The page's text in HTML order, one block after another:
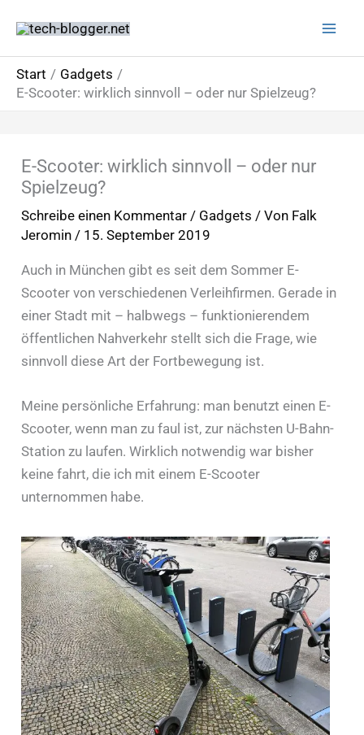
Inhalt
springen
Start
Gadgets
E-Scooter: wirklich sinnvoll – oder nur Spielzeug?
E-Scooter: wirklich sinnvoll – oder nur
Spielzeug?
Schreibe einen Kommentar / Gadgets / Von Falk
Jeromin / 15. September 2019
Auch in München gibt es seit dem Sommer E-
Scooter von verschiedenen Verleihfirmen. Gerade in
einer Stadt mit – halbwegs – funktionierendem
öffentlichen Nahverkehr stellt sich die Frage, wie
sinnvoll diese Art der Fortbewegung ist.
Meine persönliche Erfahrung: man benutzt einen E-
Scooter, wenn man zu faul ist, zur nächsten U-Bahn-
Station zu laufen. Wirklich notwendig war bisher
keine fahrt, die ich mit einem E-Scooter
unternommen habe.